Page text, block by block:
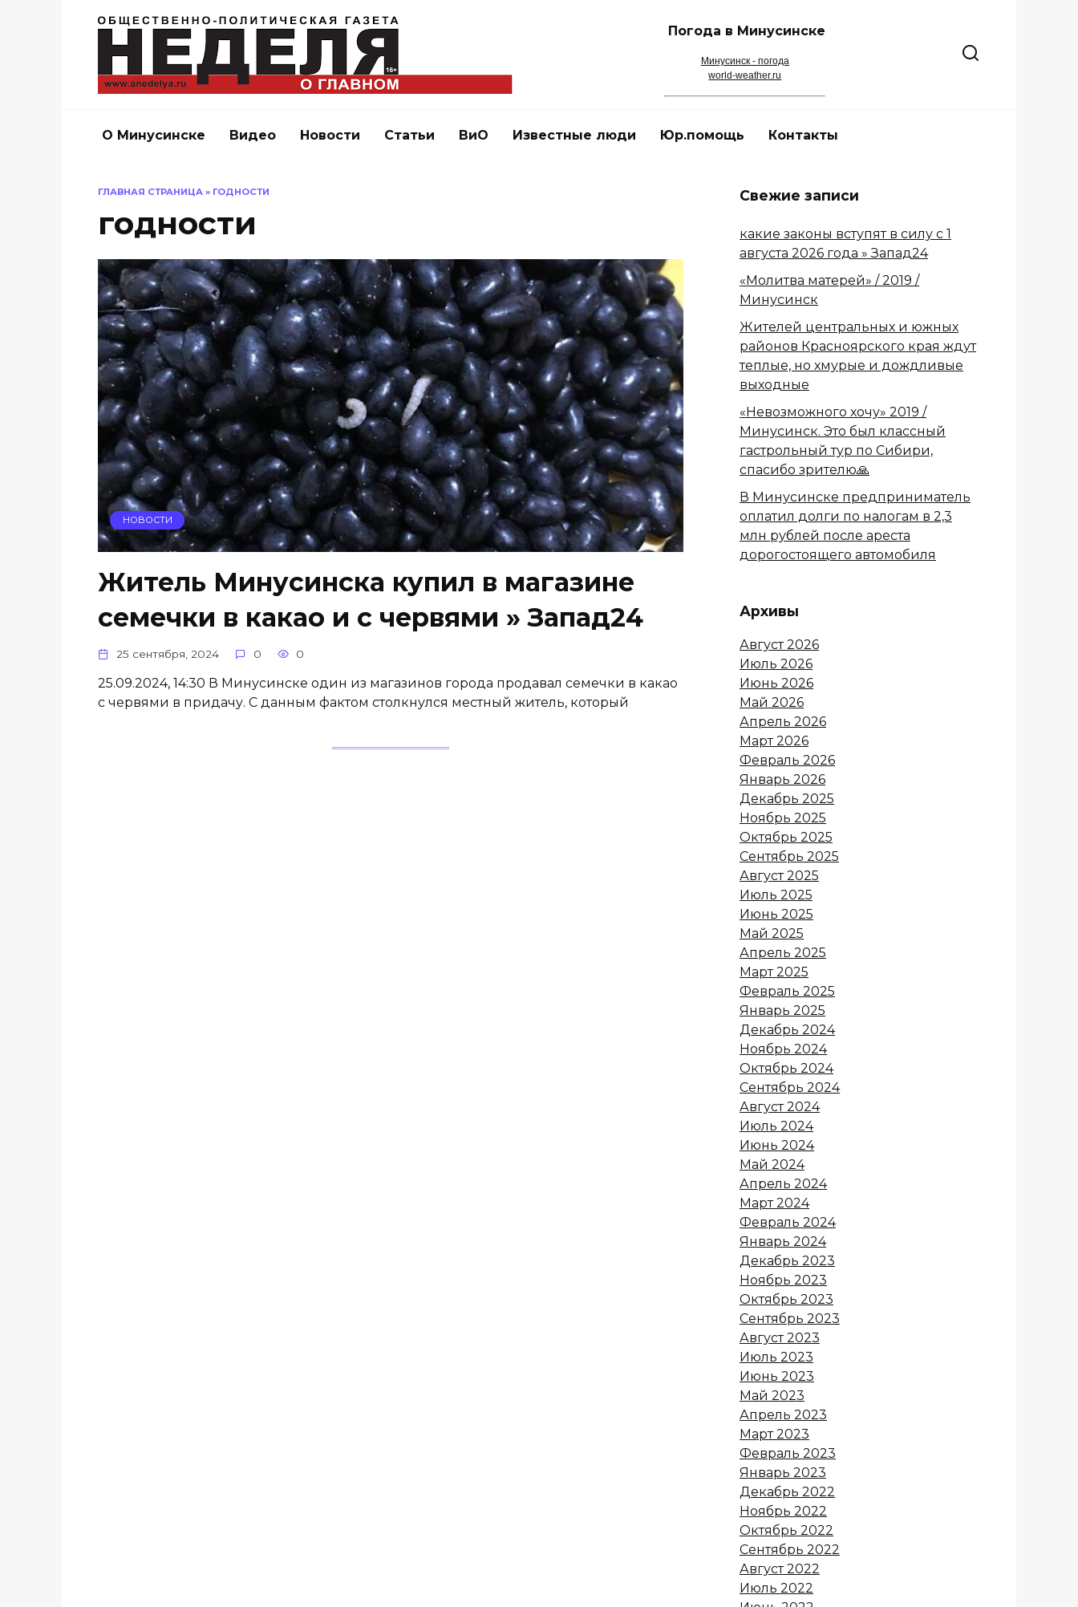
Погода в Минусинске
Минусинск - погода
world-weather.ru
О Минусинске Видео Новости Статьи ВиО Известные люди Юр.помощь Контакты
ГЛАВНАЯ СТРАНИЦА » ГОДНОСТИ
годности
НОВОСТИ
Житель Минусинска купил в магазине
семечки в какао и с червями » Запад24
25 сентября, 2024 0 0
25.09.2024, 14:30 В Минусинске один из магазинов города продавал семечки в какао
с червями в придачу. С данным фактом столкнулся местный житель, который
Свежие записи
какие законы вступят в силу с 1
августа 2026 года » Запад24
«Молитва матерей» / 2019 /
Минусинск
Жителей центральных и южных
районов Красноярского края ждут
теплые, но хмурые и дождливые
выходные
«Невозможного хочу» 2019 /
Минусинск. Это был классный
гастрольный тур по Сибири,
спасибо зрителю🙏
В Минусинске предприниматель
оплатил долги по налогам в 2,3
млн рублей после ареста
дорогостоящего автомобиля
Архивы
Август 2026
Июль 2026
Июнь 2026
Май 2026
Апрель 2026
Март 2026
Февраль 2026
Январь 2026
Декабрь 2025
Ноябрь 2025
Октябрь 2025
Сентябрь 2025
Август 2025
Июль 2025
Июнь 2025
Май 2025
Апрель 2025
Март 2025
Февраль 2025
Январь 2025
Декабрь 2024
Ноябрь 2024
Октябрь 2024
Сентябрь 2024
Август 2024
Июль 2024
Июнь 2024
Май 2024
Апрель 2024
Март 2024
Февраль 2024
Январь 2024
Декабрь 2023
Ноябрь 2023
Октябрь 2023
Сентябрь 2023
Август 2023
Июль 2023
Июнь 2023
Май 2023
Апрель 2023
Март 2023
Февраль 2023
Январь 2023
Декабрь 2022
Ноябрь 2022
Октябрь 2022
Сентябрь 2022
Август 2022
Июль 2022